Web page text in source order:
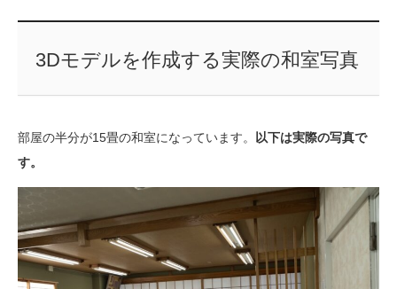
3Dモデルを作成する実際の和室写真
部屋の半分が15畳の和室になっています。
以下は実際の写真で
す。